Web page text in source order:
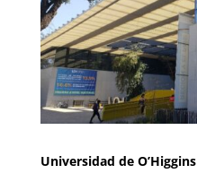
Universidad de O’Higgins